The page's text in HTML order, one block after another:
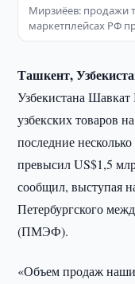
Мирзиёев: продажи
маркетплейсах РФ
Ташкент,
Узбекистана
узбекских товаров
последние
превысил US$1,5
сообщил, выступая
Петербургского
(ПМЭФ).
«Объем продаж